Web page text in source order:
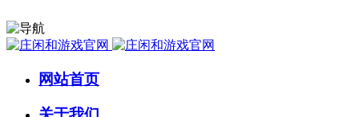
网站首页